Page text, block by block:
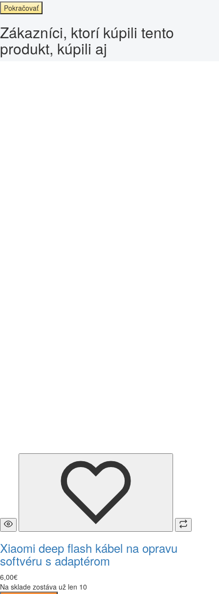
Pokračovať
Zákazníci, ktorí kúpili tento
produkt, kúpili aj
Xiaomi deep flash kábel na opravu
softvéru s adaptérom
6,00€
Na sklade zostáva už len 10